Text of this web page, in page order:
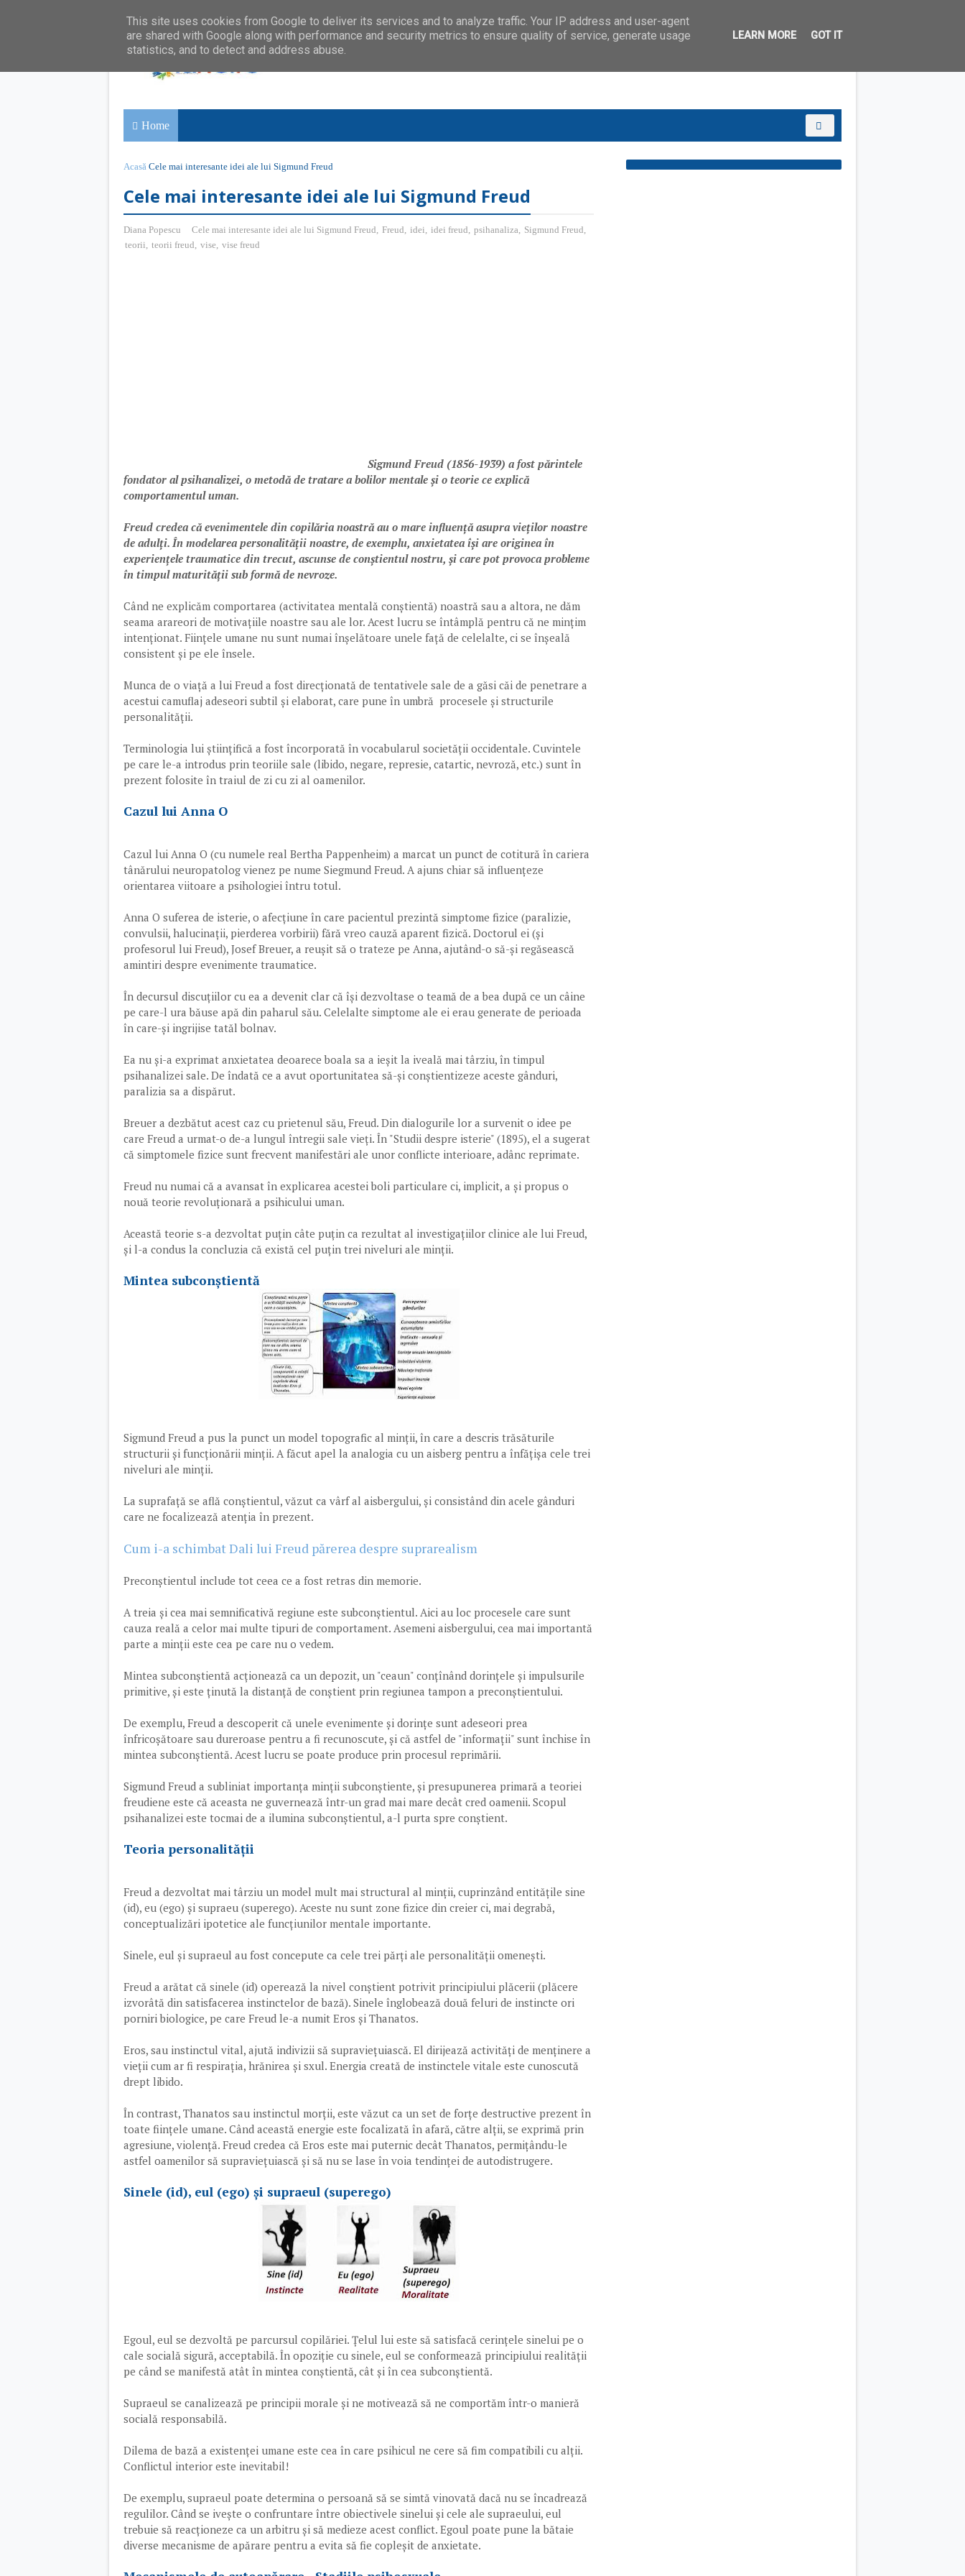
Home
Acasă Cele mai interesante idei ale lui Sigmund Freud
Cele mai interesante idei ale lui Sigmund Freud
Diana Popescu Cele mai interesante idei ale lui Sigmund Freud, Freud, idei, idei freud, psihanaliza, Sigmund Freud,
teorii, teorii freud, vise, vise freud
Sigmund Freud (1856-1939) a fost părintele
fondator al psihanalizei, o metodă de tratare a bolilor mentale și o teorie ce explică
comportamentul uman.
Freud credea că evenimentele din copilăria noastră au o mare influență asupra vieților noastre
de adulți. În modelarea personalității noastre, de exemplu, anxietatea își are originea în
experiențele traumatice din trecut, ascunse de conștientul nostru, și care pot provoca probleme
în timpul maturității sub formă de nevroze.
Când ne explicăm comportarea (activitatea mentală conștientă) noastră sau a altora, ne dăm
seama arareori de motivațiile noastre sau ale lor. Acest lucru se întâmplă pentru că ne mințim
intenționat. Ființele umane nu sunt numai înșelătoare unele față de celelalte, ci se înșeală
consistent și pe ele însele.
Munca de o viață a lui Freud a fost direcționată de tentativele sale de a găsi căi de penetrare a
acestui camuflaj adeseori subtil și elaborat, care pune în umbră procesele și structurile
personalității.
Terminologia lui științifică a fost încorporată în vocabularul societății occidentale. Cuvintele
pe care le-a introdus prin teoriile sale (libido, negare, represie, catartic, nevroză, etc.) sunt în
prezent folosite în traiul de zi cu zi al oamenilor.
Cazul lui Anna O
Cazul lui Anna O (cu numele real Bertha Pappenheim) a marcat un punct de cotitură în cariera
tânărului neuropatolog vienez pe nume Siegmund Freud. A ajuns chiar să influențeze
orientarea viitoare a psihologiei întru totul.
Anna O suferea de isterie, o afecțiune în care pacientul prezintă simptome fizice (paralizie,
convulsii, halucinații, pierderea vorbirii) fără vreo cauză aparent fizică. Doctorul ei (și
profesorul lui Freud), Josef Breuer, a reușit să o trateze pe Anna, ajutând-o să-și regăsească
amintiri despre evenimente traumatice.
În decursul discuțiilor cu ea a devenit clar că își dezvoltase o teamă de a bea după ce un câine
pe care-l ura băuse apă din paharul său. Celelalte simptome ale ei erau generate de perioada
în care-și ingrijise tatăl bolnav.
Ea nu și-a exprimat anxietatea deoarece boala sa a ieșit la iveală mai târziu, în timpul
psihanalizei sale. De îndată ce a avut oportunitatea să-și conștientizeze aceste gânduri,
paralizia sa a dispărut.
Breuer a dezbătut acest caz cu prietenul său, Freud. Din dialogurile lor a survenit o idee pe
care Freud a urmat-o de-a lungul întregii sale vieți. În "Studii despre isterie" (1895), el a sugerat
că simptomele fizice sunt frecvent manifestări ale unor conflicte interioare, adânc reprimate.
Freud nu numai că a avansat în explicarea acestei boli particulare ci, implicit, a și propus o
nouă teorie revoluționară a psihicului uman.
Această teorie s-a dezvoltat puțin câte puțin ca rezultat al investigațiilor clinice ale lui Freud,
și l-a condus la concluzia că există cel puțin trei niveluri ale minții.
Mintea subconștientă
Sigmund Freud a pus la punct un model topografic al minții, în care a descris trăsăturile
structurii și funcționării minții. A făcut apel la analogia cu un aisberg pentru a înfățișa cele trei
niveluri ale minții.
La suprafață se află conștientul, văzut ca vârf al aisbergului, și consistând din acele gânduri
care ne focalizează atenția în prezent.
Cum i-a schimbat Dali lui Freud părerea despre suprarealism
Preconștientul include tot ceea ce a fost retras din memorie.
A treia și cea mai semnificativă regiune este subconștientul. Aici au loc procesele care sunt
cauza reală a celor mai multe tipuri de comportament. Asemeni aisbergului, cea mai importantă
parte a minții este cea pe care nu o vedem.
Mintea subconștientă acționează ca un depozit, un "ceaun" conțînând dorințele și impulsurile
primitive, și este ținută la distanță de conștient prin regiunea tampon a preconștientului.
De exemplu, Freud a descoperit că unele evenimente și dorințe sunt adeseori prea
înfricoșătoare sau dureroase pentru a fi recunoscute, și că astfel de "informații" sunt închise în
mintea subconștientă. Acest lucru se poate produce prin procesul reprimării.
Sigmund Freud a subliniat importanța minții subconștiente, și presupunerea primară a teoriei
freudiene este că aceasta ne guvernează într-un grad mai mare decât cred oamenii. Scopul
psihanalizei este tocmai de a ilumina subconștientul, a-l purta spre conștient.
Teoria personalității
Freud a dezvoltat mai târziu un model mult mai structural al minții, cuprinzând entitățile sine
(id), eu (ego) și supraeu (superego). Aceste nu sunt zone fizice din creier ci, mai degrabă,
conceptualizări ipotetice ale funcțiunilor mentale importante.
Sinele, eul și supraeul au fost concepute ca cele trei părți ale personalității omenești.
Freud a arătat că sinele (id) operează la nivel conștient potrivit principiului plăcerii (plăcere
izvorâtă din satisfacerea instinctelor de bază). Sinele înglobează două feluri de instincte ori
porniri biologice, pe care Freud le-a numit Eros și Thanatos.
Eros, sau instinctul vital, ajută indivizii să supraviețuiască. El dirijează activități de menținere a
vieții cum ar fi respirația, hrănirea și sxul. Energia creată de instinctele vitale este cunoscută
drept libido.
În contrast, Thanatos sau instinctul morții, este văzut ca un set de forțe destructive prezent în
toate ființele umane. Când această energie este focalizată în afară, către alții, se exprimă prin
agresiune, violență. Freud credea că Eros este mai puternic decât Thanatos, permițându-le
astfel oamenilor să supraviețuiască și să nu se lase în voia tendinței de autodistrugere.
Sinele (id), eul (ego) și supraeul (superego)
Egoul, eul se dezvoltă pe parcursul copilăriei. Țelul lui este să satisfacă cerințele sinelui pe o
cale socială sigură, acceptabilă. În opoziție cu sinele, eul se conformează principiului realității
pe când se manifestă atât în mintea conștientă, cât și în cea subconștientă.
Supraeul se canalizează pe principii morale și ne motivează să ne comportăm într-o manieră
socială responsabilă.
Dilema de bază a existenței umane este cea în care psihicul ne cere să fim compatibili cu alții.
Conflictul interior este inevitabil!
De exemplu, supraeul poate determina o persoană să se simtă vinovată dacă nu se încadrează
regulilor. Când se ivește o confruntare între obiectivele sinelui și cele ale supraeului, eul
trebuie să reacționeze ca un arbitru și să medieze acest conflict. Egoul poate pune la bătaie
diverse mecanisme de apărare pentru a evita să fie copleșit de anxietate.
This site uses cookies from Google to deliver its services and to analyze traffic. Your IP address and user-agent
are shared with Google along with performance and security metrics to ensure quality of service, generate usage
statistics, and to detect and address abuse.
LEARN MORE GOT IT